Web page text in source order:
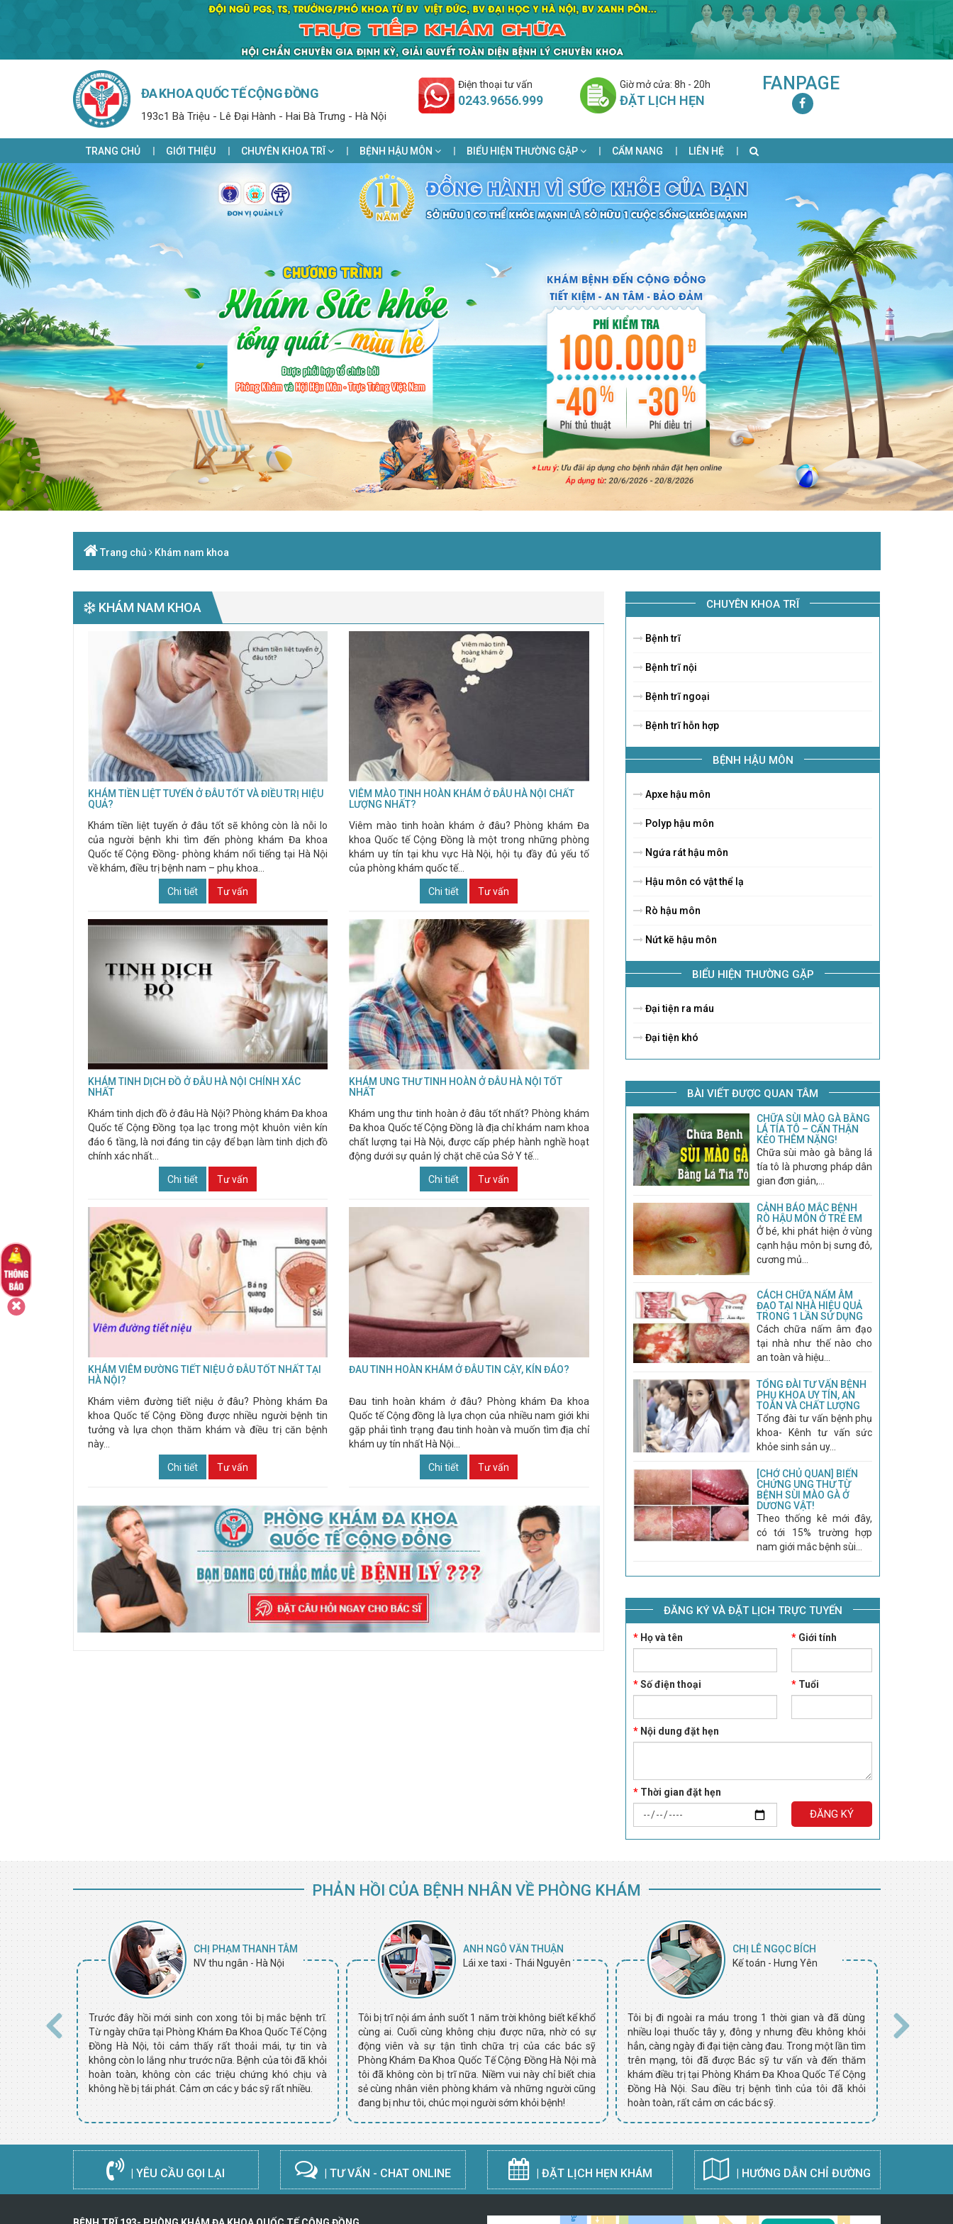
ĐA KHOA QUỐC TẾ CỘNG ĐỒNG
193c1 Bà Triệu - Lê Đại Hành - Hai Bà Trưng - Hà Nội
Điện thoại tư vấn
0243.9656.999
Giờ mở cửa: 8h - 20h
ĐẶT LỊCH HẸN
FANPAGE
TRANG CHỦ GIỚI THIỆU CHUYÊN KHOA TRĨ BỆNH HẬU MÔN BIỂU HIỆN THƯỜNG GẶP CẨM NANG LIÊN HỆ
Trang chủ Khám nam khoa
KHÁM NAM KHOA
KHÁM TIỀN LIỆT TUYẾN Ở ĐÂU TỐT VÀ ĐIỀU TRỊ HIỆU
QUẢ?
Khám tiền liệt tuyến ở đâu tốt sẽ không còn là nỗi lo
của người bệnh khi tìm đến phòng khám Đa khoa
Quốc tế Cộng Đồng- phòng khám nổi tiếng tại Hà Nội
về khám, điều trị bệnh nam – phụ khoa...
Chi tiết Tư vấn
VIÊM MÀO TINH HOÀN KHÁM Ở ĐÂU HÀ NỘI CHẤT
LƯỢNG NHẤT?
Viêm mào tinh hoàn khám ở đâu? Phòng khám Đa
khoa Quốc tế Cộng Đồng là một trong những phòng
khám uy tín tại khu vực Hà Nội, hội tụ đầy đủ yếu tố
của phòng khám quốc tế...
Chi tiết Tư vấn
KHÁM TINH DỊCH ĐỒ Ở ĐÂU HÀ NỘI CHÍNH XÁC
NHẤT
Khám tinh dịch đồ ở đâu Hà Nội? Phòng khám Đa khoa
Quốc tế Cộng Đồng tọa lạc trong một khuôn viên kín
đáo 6 tầng, là nơi đáng tin cậy để bạn làm tinh dịch đồ
chính xác nhất...
Chi tiết Tư vấn
KHÁM UNG THƯ TINH HOÀN Ở ĐÂU HÀ NỘI TỐT
NHẤT
Khám ung thư tinh hoàn ở đâu tốt nhất? Phòng khám
Đa khoa Quốc tế Cộng Đồng là địa chỉ khám nam khoa
chất lượng tại Hà Nội, được cấp phép hành nghề hoạt
động dưới sự quản lý chặt chẽ của Sở Y tế...
Chi tiết Tư vấn
KHÁM VIÊM ĐƯỜNG TIẾT NIỆU Ở ĐÂU TỐT NHẤT TẠI
HÀ NỘI?
Khám viêm đường tiết niệu ở đâu? Phòng khám Đa
khoa Quốc tế Cộng Đồng được nhiều người bệnh tin
tưởng và lựa chọn thăm khám và điều trị căn bệnh
này...
Chi tiết Tư vấn
ĐAU TINH HOÀN KHÁM Ở ĐÂU TIN CẬY, KÍN ĐÁO?
Đau tinh hoàn khám ở đâu? Phòng khám Đa khoa
Quốc tế Cộng đồng là lựa chọn của nhiều nam giới khi
gặp phải tình trạng đau tinh hoàn và muốn tìm địa chỉ
khám uy tín nhất Hà Nội...
Chi tiết Tư vấn
CHUYÊN KHOA TRĨ
Bệnh trĩ
Bệnh trĩ nội
Bệnh trĩ ngoại
Bệnh trĩ hỗn hợp
BỆNH HẬU MÔN
Apxe hậu môn
Polyp hậu môn
Ngứa rát hậu môn
Hậu môn có vật thể lạ
Rò hậu môn
Nứt kẽ hậu môn
BIỂU HIỆN THƯỜNG GẶP
Đại tiện ra máu
Đại tiện khó
BÀI VIẾT ĐƯỢC QUAN TÂM
CHỮA SÙI MÀO GÀ BẰNG
LÁ TÍA TÔ – CẨN THẬN
KẺO THÊM NẶNG!
Chữa sùi mào gà bằng lá
tía tô là phương pháp dân
gian đơn giản,...
CẢNH BÁO MẮC BỆNH
RÒ HẬU MÔN Ở TRẺ EM
Ở bé, khi phát hiện ở vùng
cạnh hậu môn bị sưng đỏ,
cương mủ...
CÁCH CHỮA NẤM ÂM
ĐẠO TẠI NHÀ HIỆU QUẢ
TRONG 1 LẦN SỬ DỤNG
Cách chữa nấm âm đạo
tại nhà như thế nào cho
an toàn và hiệu...
TỔNG ĐÀI TƯ VẤN BỆNH
PHỤ KHOA UY TÍN, AN
TOÀN VÀ CHẤT LƯỢNG
Tổng đài tư vấn bệnh phụ
khoa- Kênh tư vấn sức
khỏe sinh sản uy...
[CHỚ CHỦ QUAN] BIẾN
CHỨNG UNG THƯ TỪ
BỆNH SÙI MÀO GÀ Ở
DƯƠNG VẬT!
Theo thống kê mới đây,
có tới 15% trường hợp
nam giới mắc bệnh sùi...
ĐĂNG KÝ VÀ ĐẶT LỊCH TRỰC TUYẾN
*Họ và tên *Giới tính
*Số điện thoại *Tuổi
*Nội dung đặt hẹn
*Thời gian đặt hẹn
ĐĂNG KÝ
PHẢN HỒI CỦA BỆNH NHÂN VỀ PHÒNG KHÁM
HÒA
Định
bê vác vật
đi khám tại
Hà Nội và
may mắn
hiệu của
chúc mọi
CHỊ PHẠM THANH TÂM
NV thu ngân - Hà Nội
Trước đây hồi mới sinh con xong tôi bị mắc bệnh trĩ.
Từ ngày chữa tại Phòng Khám Đa Khoa Quốc Tế Cộng
Đồng Hà Nội, tôi cảm thấy rất thoải mái, tự tin và
không còn lo lắng như trước nữa. Bệnh của tôi đã khỏi
hoàn toàn, không còn các triệu chứng khó chịu và
không hề bị tái phát. Cảm ơn các y bác sỹ rất nhiều.
ANH NGÔ VĂN THUẬN
Lái xe taxi - Thái Nguyên
Tôi bị trĩ nội ám ảnh suốt 1 năm trời không biết kể khổ
cùng ai. Cuối cùng không chịu được nữa, nhờ có sự
động viên và sự tận tình chữa trị của các bác sỹ
Phòng Khám Đa Khoa Quốc Tế Cộng Đồng Hà Nội mà
tôi đã không còn bị trĩ nữa. Niềm vui này chỉ biết chia
sẻ cùng nhân viên phòng khám và những người cũng
đang bị như tôi, chúc mọi người sớm khỏi bệnh!
CHỊ LÊ NGỌC BÍCH
Kế toán - Hưng Yên
Tôi bị đi ngoài ra máu trong 1 thời gian và đã dùng
nhiều loại thuốc tây y, đông y nhưng đều không khỏi
hẳn, càng ngày đi đại tiện càng đau. Trong một lần tìm
trên mạng, tôi đã được Bác sỹ tư vấn và đến thăm
khám điều trị tại Phòng Khám Đa Khoa Quốc Tế Cộng
Đồng Hà Nội. Sau điều trị bệnh tình của tôi đã khỏi
hoàn toàn, rất cảm ơn các bác sỹ.
Công việc
nặng nên
Phòng
được biết
sau 9
bệnh trĩ tái
người cũng
| YÊU CẦU GỌI LẠI | TƯ VẤN - CHAT ONLINE | ĐẶT LỊCH HẸN KHÁM | HƯỚNG DẪN CHỈ ĐƯỜNG